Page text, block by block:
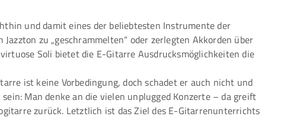
und damit eines der beliebtesten Instrumente der
zu „geschrammelten“ oder zerlegten Akkorden über
Soli bietet die E-Gitarre Ausdrucksmöglichkeiten die
ist keine Vorbedingung, doch schadet er auch nicht und
Man denke an die vielen unplugged Konzerte – da greift
zurück. Letztlich ist das Ziel des E-Gitarrenunterrichts